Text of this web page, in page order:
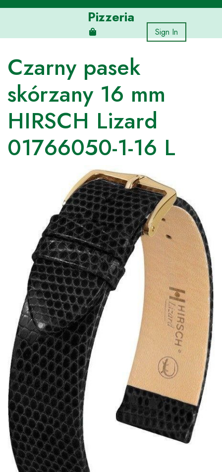
Skip
Pizzeria
Sign In
Czarny pasek
skórzany 16 mm
HIRSCH Lizard
01766050-1-16 L